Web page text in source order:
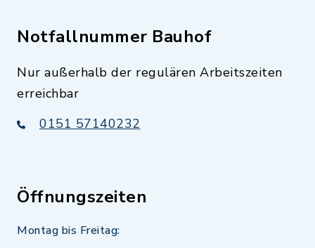
Notfallnummer Bauhof
Nur außerhalb der regulären Arbeitszeiten
erreichbar
0151 57140232
Öffnungszeiten
Montag bis Freitag: